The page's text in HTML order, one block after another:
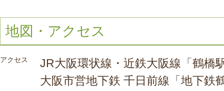
地図・アクセス
アクセス
JR大阪環状線・近鉄大阪線「鶴橋
大阪市営地下鉄 千日前線「地下鉄